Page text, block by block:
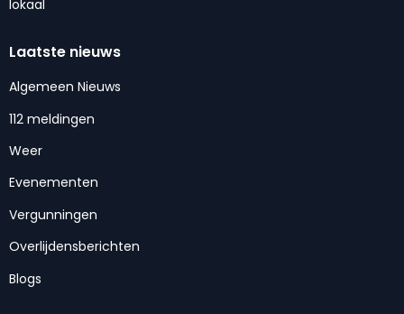
lokaal
Laatste nieuws
Algemeen Nieuws
112 meldingen
Weer
Evenementen
Vergunningen
Overlijdensberichten
Blogs